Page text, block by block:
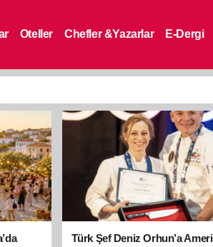
Oteller Chefler &Yazarlar E-Dergi
Türk Şef Deniz Orhun’a